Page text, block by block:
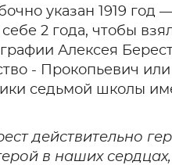
указан 1919
2 года, чтобы
Алексея
- Прокопьевич
седьмой школы
действительно
в наших